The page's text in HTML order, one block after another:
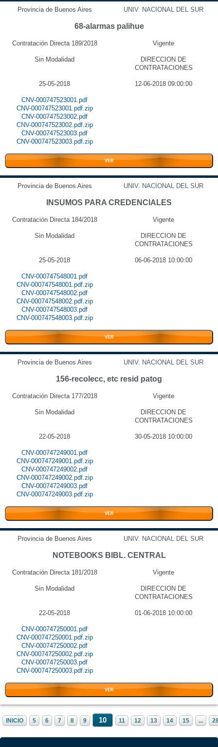
Provincia de Buenos Aires UNIV. NACIONAL DEL SUR
68-alarmas palihue
Contratación Directa 189/2018 Vigente
Sin Modalidad
DIRECCION DE
CONTRATACIONES
25-05-2018 12-06-2018 09:00:00
CNV-000747523001.pdf
CNV-000747523001.pdf.zip
CNV-000747523002.pdf
CNV-000747523002.pdf.zip
CNV-000747523003.pdf
CNV-000747523003.pdf.zip
VER
Provincia de Buenos Aires UNIV. NACIONAL DEL SUR
INSUMOS PARA CREDENCIALES
Contratación Directa 184/2018 Vigente
Sin Modalidad
DIRECCION DE
CONTRATACIONES
25-05-2018 06-06-2018 10:00:00
CNV-000747548001.pdf
CNV-000747548001.pdf.zip
CNV-000747548002.pdf
CNV-000747548002.pdf.zip
CNV-000747548003.pdf
CNV-000747548003.pdf.zip
VER
Provincia de Buenos Aires UNIV. NACIONAL DEL SUR
156-recolecc, etc resid patog
Contratación Directa 177/2018 Vigente
Sin Modalidad
DIRECCION DE
CONTRATACIONES
22-05-2018 30-05-2018 10:00:00
CNV-000747249001.pdf
CNV-000747249001.pdf.zip
CNV-000747249002.pdf
CNV-000747249002.pdf.zip
CNV-000747249003.pdf
CNV-000747249003.pdf.zip
VER
Provincia de Buenos Aires UNIV. NACIONAL DEL SUR
NOTEBOOKS BIBL. CENTRAL
Contratación Directa 181/2018 Vigente
Sin Modalidad
DIRECCION DE
CONTRATACIONES
22-05-2018 01-06-2018 10:00:00
CNV-000747250001.pdf
CNV-000747250001.pdf.zip
CNV-000747250002.pdf
CNV-000747250002.pdf.zip
CNV-000747250003.pdf
CNV-000747250003.pdf.zip
VER
INICIO 5 6 7 8 9 10 11 12 13 14 15 ...